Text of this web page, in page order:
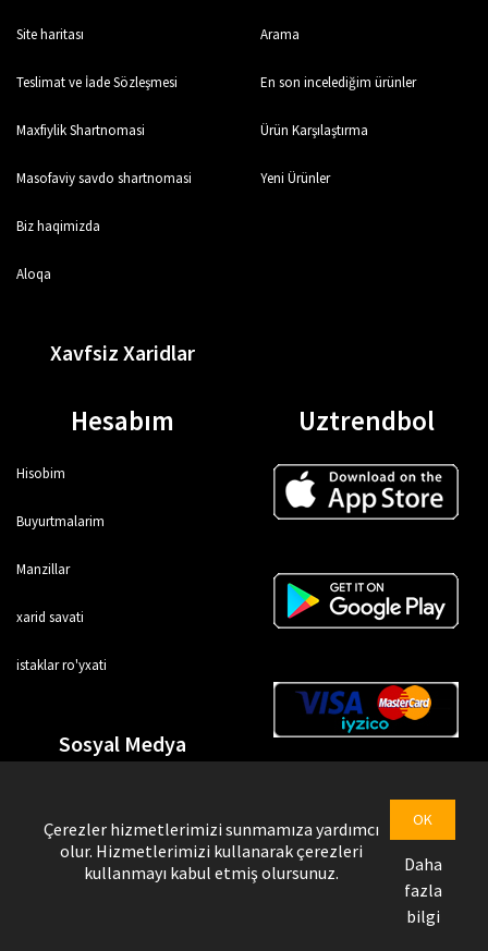
Site haritası
Teslimat ve İade Sözleşmesi
Maxfiylik Shartnomasi
Masofaviy savdo shartnomasi
Biz haqimizda
Aloqa
Xavfsiz Xaridlar
Arama
En son incelediğim ürünler
Ürün Karşılaştırma
Yeni Ürünler
Hesabım
Hisobim
Buyurtmalarim
Manzillar
xarid savati
istaklar ro'yxati
Sosyal Medya
Uztrendbol
Çerezler hizmetlerimizi sunmamıza yardımcı
olur. Hizmetlerimizi kullanarak çerezleri
kullanmayı kabul etmiş olursunuz.
OK
Daha
fazla
bilgi